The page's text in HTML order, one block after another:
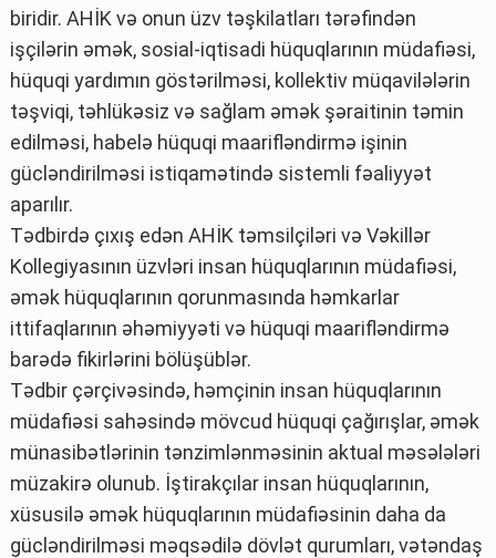
biridir. AHİK və onun üzv təşkilatları tərəfindən
işçilərin əmək, sosial-iqtisadi hüquqlarının müdafiəsi,
hüquqi yardımın göstərilməsi, kollektiv müqavilələrin
təşviqi, təhlükəsiz və sağlam əmək şəraitinin təmin
edilməsi, habelə hüquqi maarifləndirmə işinin
gücləndirilməsi istiqamətində sistemli fəaliyyət
aparılır.
Tədbirdə çıxış edən AHİK təmsilçiləri və Vəkillər
Kollegiyasının üzvləri insan hüquqlarının müdafiəsi,
əmək hüquqlarının qorunmasında həmkarlar
ittifaqlarının əhəmiyyəti və hüquqi maarifləndirmə
barədə fikirlərini bölüşüblər.
Tədbir çərçivəsində, həmçinin insan hüquqlarının
müdafiəsi sahəsində mövcud hüquqi çağırışlar, əmək
münasibətlərinin tənzimlənməsinin aktual məsələləri
müzakirə olunub. İştirakçılar insan hüquqlarının,
xüsusilə əmək hüquqlarının müdafiəsinin daha da
gücləndirilməsi məqsədilə dövlət qurumları, vətəndaş